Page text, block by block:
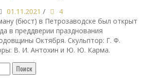
01.11.2021 /
4
(бюст) в Петрозаводске был открыт
в преддверии празднования
Октября. Скульптор: Г. Ф.
В. И. Антохин и Ю. Ю. Карма.